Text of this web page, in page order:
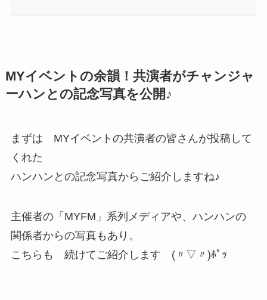
MYイベントの余韻！共演者がチャンジャ
ーハンとの記念写真を公開♪
まずは MYイベントの共演者の皆さんが投稿して
くれた
ハンハンとの記念写真からご紹介しますね♪
主催者の「MYFM」系列メディアや、ハンハンの
関係者からの写真もあり。
こちらも 続けてご紹介します (〃▽〃)ﾎﾟｯ